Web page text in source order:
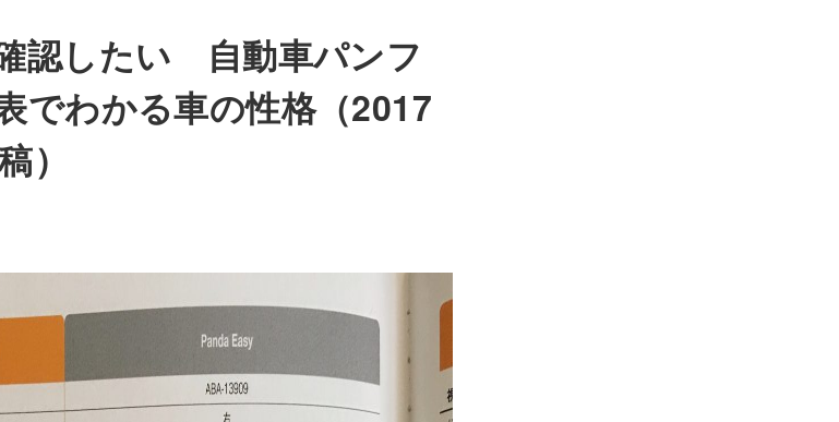
認したい 自動車パンフ
でわかる車の性格（2017
）